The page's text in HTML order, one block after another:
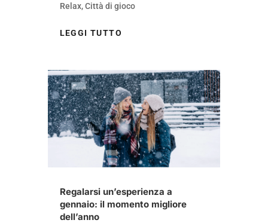
Relax,Città di gioco
LEGGI TUTTO
Regalarsi un’esperienza a
gennaio: il momento migliore
dell’anno